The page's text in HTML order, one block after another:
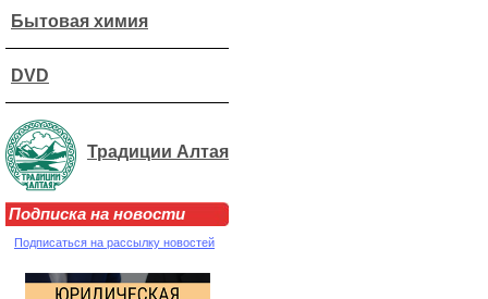
Бытовая химия
DVD
Традиции Алтая
Подписка на новости
Подписаться на рассылку новостей